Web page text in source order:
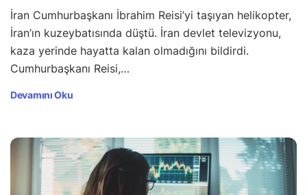
İran Cumhurbaşkanı İbrahim Reisi’yi taşıyan helikopter,
İran’ın kuzeybatısında düştü. İran devlet televizyonu,
kaza yerinde hayatta kalan olmadığını bildirdi.
Cumhurbaşkanı Reisi,…
Devamını Oku